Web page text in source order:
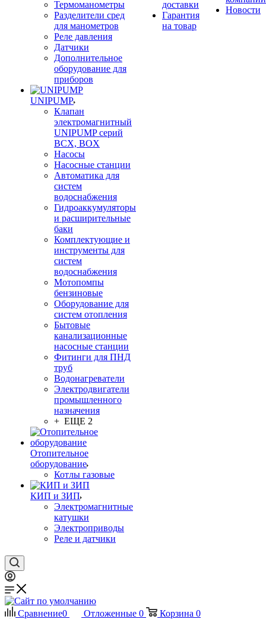
Термоманометры
Разделители сред
для манометров
Реле давления
Датчики
Дополнительное
оборудование для
приборов
UNIPUMP
Клапан
электромагнитный
UNIPUMP серий
BCX, BOX
Насосы
Насосные станции
Автоматика для
систем
водоснабжения
Гидроаккумуляторы
и расширительные
баки
Комплектующие и
инструменты для
систем
водоснабжения
Мотопомпы
бензиновые
Оборудование для
систем отопления
Бытовые
канализационные
насосные станции
Фитинги для ПНД
труб
Водонагреватели
Электродвигатели
промышленного
назначения
+ ЕЩЕ 2
Отопительное
оборудование
Котлы газовые
КИП и ЗИП
Электромагнитные
катушки
Электроприводы
Реле и датчики
доставки
Гарантия
на товар
Новости
Сравнение0 Отложенные 0 Корзина 0